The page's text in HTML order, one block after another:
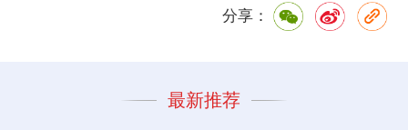
分享：
最新推荐